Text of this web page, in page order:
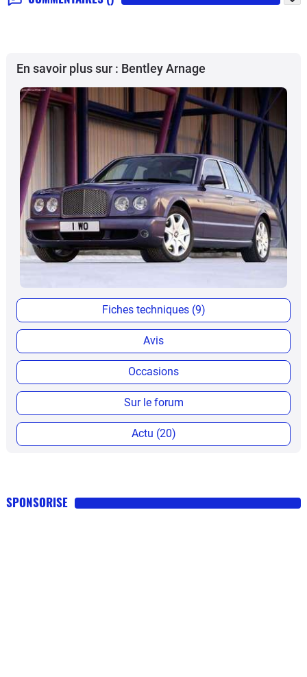
En savoir plus sur : Bentley Arnage
Fiches techniques (9)
Avis
Occasions
Sur le forum
Actu (20)
SPONSORISE